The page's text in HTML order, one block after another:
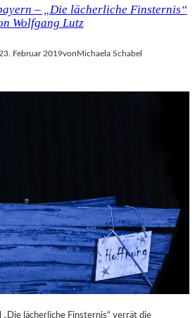
– „Die lächerliche Finsternis“
Wolfgang Lutz
23. Februar 2019vonMichaela Schabel
lächerliche Finsternis“ verrät die